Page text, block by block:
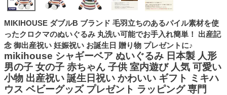
MIKIHOUSE ダブルB ブランド 毛羽立ちのあるパイル素材を使
ったクロクマのぬいぐるみ 丸洗い可能でお手入れ簡単！ 出産記
念 御出産祝い 妊娠祝い お誕生日 贈り物 プレゼントに♪
mikihouse シャギーベア ぬいぐるみ 日本製 人形
男の子 女の子 赤ちゃん 子供 室内遊び 人気 可愛い
小物 出産祝い 誕生日祝い かわいい ギフト ミキハ
ウス ベビーグッズ プレゼント ラッピング 専門